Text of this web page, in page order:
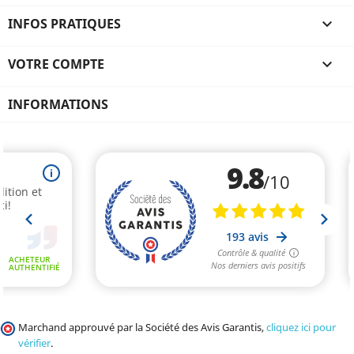
INFOS PRATIQUES 
VOTRE COMPTE 
INFORMATIONS
Marchand approuvé par la Société des Avis Garantis,cliquez ici pour
vérifier.